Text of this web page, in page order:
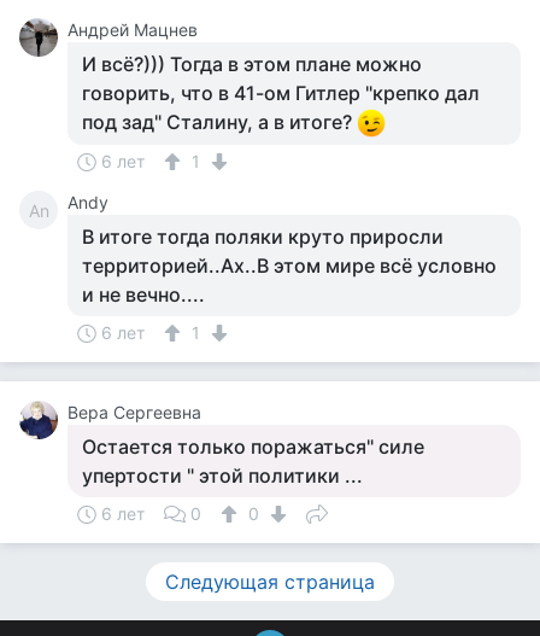
Андрей Мацнев
И всё?))) Тогда в этом плане можно
говорить, что в 41-ом Гитлер "крепко дал
под зад" Сталину, а в итоге?
6 лет 1
An Andy
В итоге тогда поляки круто приросли
территорией..Ах..В этом мире всё условно
и не вечно....
6 лет 1
Вера Сергеевна
Остается только поражаться" силе
упертости " этой политики ...
6 лет 0 0
Следующая страница